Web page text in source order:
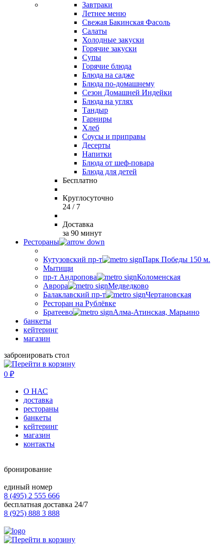
Завтраки
Летнее меню
Свежая Бакинская Фасоль
Салаты
Холодные закуски
Горячие закуски
Супы
Горячие блюда
Блюда на садже
Блюда по-домашнему
Сезон Домашней Индейки
Блюда на углях
Тандыр
Гарниры
Хлеб
Соусы и приправы
Десерты
Напитки
Блюда от шеф-повара
Блюда для детей
Бесплатно
Круглосуточно
24 / 7
Доставка
за 90 минут
Рестораны
Кутузовский пр-т
Парк Победы 150 м.
Мытищи
пр-т Андропова
Коломенская
Аврора
Медведково
Балаклавский пр-т
Чертановская
Ресторан на Рублёвке
Братеево
Алма-Атинская, Марьино
банкеты
кейтеринг
магазин
забронировать стол
0 ₽
О НАС
доставка
рестораны
банкеты
кейтеринг
магазин
контакты
бронирование
единый номер
8 (495) 2 555 666
бесплатная доставка 24/7
8 (925) 888 3 888